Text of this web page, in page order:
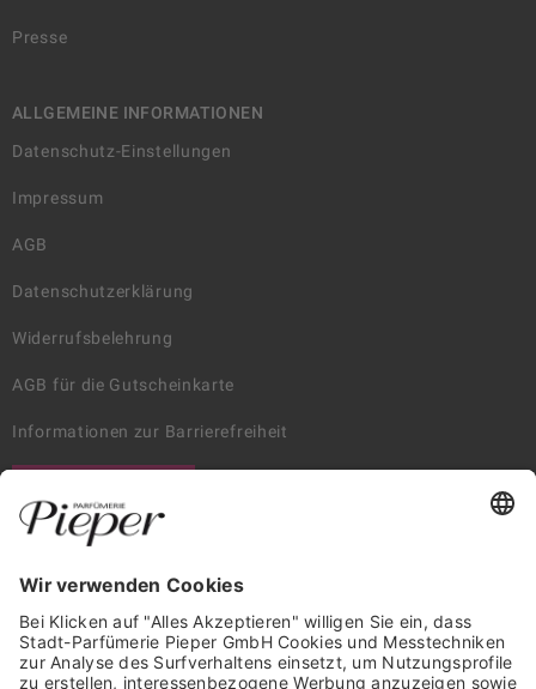
Presse
ALLGEMEINE INFORMATIONEN
Datenschutz-Einstellungen
Impressum
AGB
Datenschutzerklärung
Widerrufsbelehrung
AGB für die Gutscheinkarte
Informationen zur Barrierefreiheit